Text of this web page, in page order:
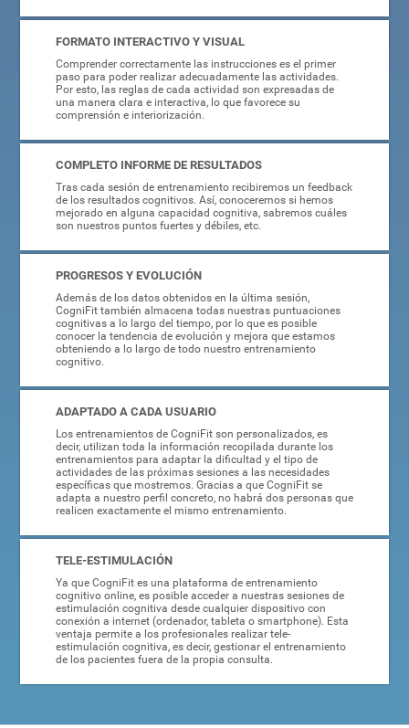
FORMATO INTERACTIVO Y VISUAL
Comprender correctamente las instrucciones es el primer
paso para poder realizar adecuadamente las actividades.
Por esto, las reglas de cada actividad son expresadas de
una manera clara e interactiva, lo que favorece su
comprensión e interiorización.
COMPLETO INFORME DE RESULTADOS
Tras cada sesión de entrenamiento recibiremos un feedback
de los resultados cognitivos. Así, conoceremos si hemos
mejorado en alguna capacidad cognitiva, sabremos cuáles
son nuestros puntos fuertes y débiles, etc.
PROGRESOS Y EVOLUCIÓN
Además de los datos obtenidos en la última sesión,
CogniFit también almacena todas nuestras puntuaciones
cognitivas a lo largo del tiempo, por lo que es posible
conocer la tendencia de evolución y mejora que estamos
obteniendo a lo largo de todo nuestro entrenamiento
cognitivo.
ADAPTADO A CADA USUARIO
Los entrenamientos de CogniFit son personalizados, es
decir, utilizan toda la información recopilada durante los
entrenamientos para adaptar la dificultad y el tipo de
actividades de las próximas sesiones a las necesidades
específicas que mostremos. Gracias a que CogniFit se
adapta a nuestro perfil concreto, no habrá dos personas que
realicen exactamente el mismo entrenamiento.
TELE-ESTIMULACIÓN
Ya que CogniFit es una plataforma de entrenamiento
cognitivo online, es posible acceder a nuestras sesiones de
estimulación cognitiva desde cualquier dispositivo con
conexión a internet (ordenador, tableta o smartphone). Esta
ventaja permite a los profesionales realizar tele-
estimulación cognitiva, es decir, gestionar el entrenamiento
de los pacientes fuera de la propia consulta.